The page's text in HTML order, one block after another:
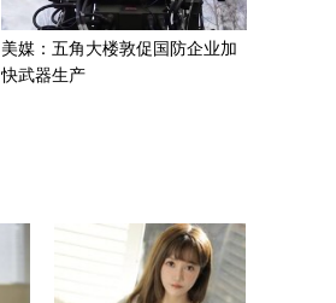
美媒：五角大楼敦促国防企业加
快武器生产